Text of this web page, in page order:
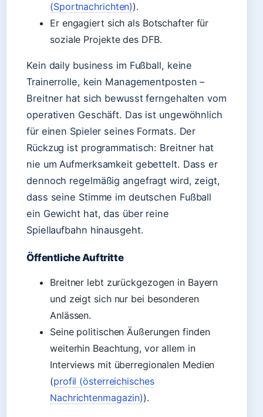
(Sportnachrichten)).
Er engagiert sich als Botschafter für
soziale Projekte des DFB.
Kein daily business im Fußball, keine
Trainerrolle, kein Managementposten –
Breitner hat sich bewusst ferngehalten vom
operativen Geschäft. Das ist ungewöhnlich
für einen Spieler seines Formats. Der
Rückzug ist programmatisch: Breitner hat
nie um Aufmerksamkeit gebettelt. Dass er
dennoch regelmäßig angefragt wird, zeigt,
dass seine Stimme im deutschen Fußball
ein Gewicht hat, das über reine
Spiellaufbahn hinausgeht.
Öffentliche Auftritte
Breitner lebt zurückgezogen in Bayern
und zeigt sich nur bei besonderen
Anlässen.
Seine politischen Äußerungen finden
weiterhin Beachtung, vor allem in
Interviews mit überregionalen Medien
(profil (österreichisches
Nachrichtenmagazin)).